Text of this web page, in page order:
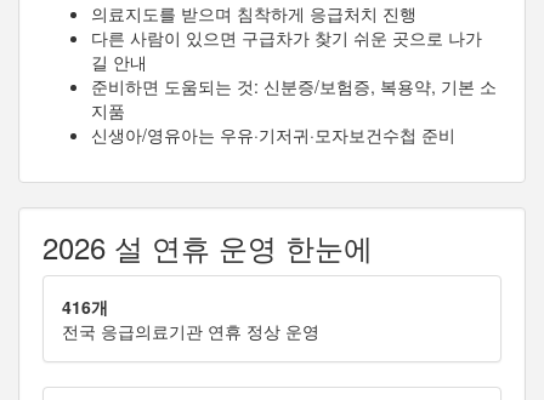
의료지도를 받으며 침착하게 응급처치 진행
다른 사람이 있으면 구급차가 찾기 쉬운 곳으로 나가
길 안내
준비하면 도움되는 것: 신분증/보험증, 복용약, 기본 소
지품
신생아/영유아는 우유·기저귀·모자보건수첩 준비
2026 설 연휴 운영 한눈에
416개
전국 응급의료기관 연휴 정상 운영